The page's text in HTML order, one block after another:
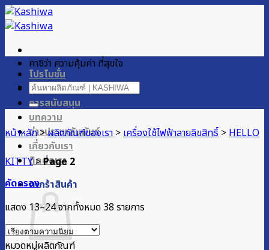
ข้าม
ไป
เนื้อหา
โปรโมชั่น
ผลิตภัณฑ์ของเรา
การสนับสนุน
บทความ
ข่าวประชาสัมพันธ์
เกี่ยวกับเรา
ติดต่อเรา
ตะกร้าสินค้า
คาชิว่า ความคุ้มค่า ที่สุขใจ
ค้นหา:
หน้าหลัก>ผลิตภัณฑ์ของเรา >เครื่องใช้ไฟฟ้าลายลิขสิทธิ์ >HELLO
KITTY>Page 2
คัดกรอง
แสดง 13–24 จากทั้งหมด 38 รายการ
หมวดหมู่ผลิตภัณฑ์